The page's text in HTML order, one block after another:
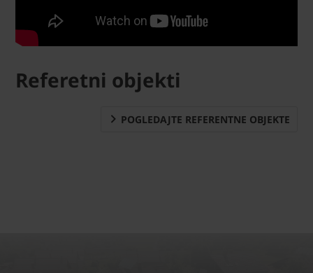
Referetni objekti
POGLEDAJTE REFERENTNE OBJEKTE